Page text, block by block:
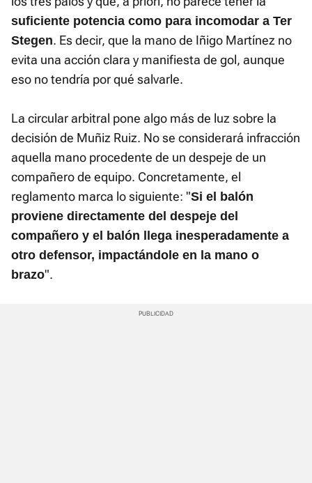
suficiente potencia como para incomodar a Ter
Stegen. Es decir, que la mano de Iñigo Martínez no
evita una acción clara y manifiesta de gol, aunque
eso no tendría por qué salvarle.
La circular arbitral pone algo más de luz sobre la
decisión de Muñiz Ruiz. No se considerará infracción
aquella mano procedente de un despeje de un
compañero de equipo. Concretamente, el
reglamento marca lo siguiente: "Si el balón
proviene directamente del despeje del
compañero y el balón llega inesperadamente a
otro defensor, impactándole en la mano o
brazo".